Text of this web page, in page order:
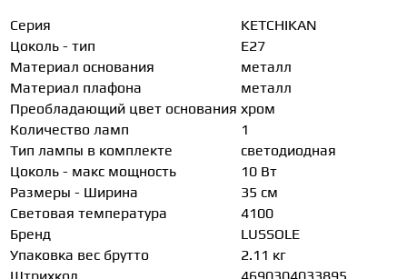
Серия
KETCHIKAN
Цоколь - тип
E27
Материал основания
металл
Материал плафона
металл
Преобладающий цвет основания хром
Количество ламп
1
Тип лампы в комплекте
светодиодная
Цоколь - макс мощность
10 Вт
Размеры - Ширина
35 см
Световая температура
4100
Бренд
LUSSOLE
Упаковка вес брутто
2.11 кг